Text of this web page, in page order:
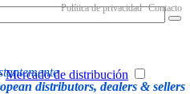
distributors, dealers & sellers
Política de privacidad Contacto
Mercado de distribución